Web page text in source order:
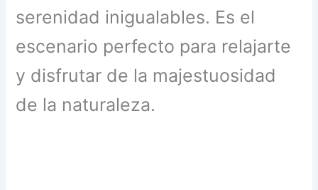
serenidad inigualables. Es el
escenario perfecto para relajarte
y disfrutar de la majestuosidad
de la naturaleza.